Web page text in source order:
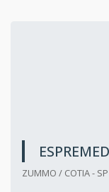
ZUMMO / COTIA - SP